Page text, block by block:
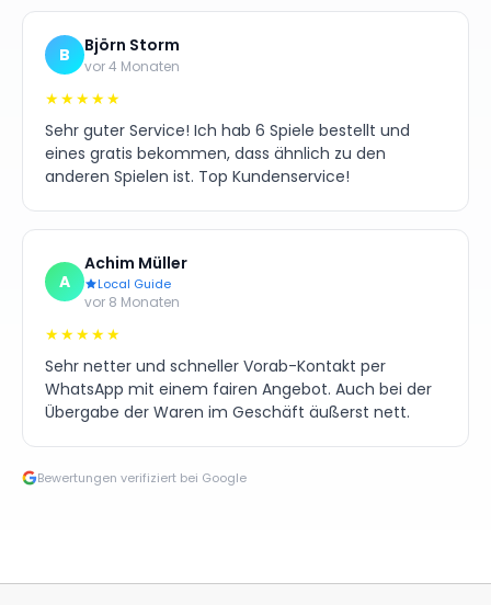
B Björn Storm
vor 4 Monaten
★★★★★
Sehr guter Service! Ich hab 6 Spiele bestellt und
eines gratis bekommen, dass ähnlich zu den
anderen Spielen ist. Top Kundenservice!
A
Achim Müller
Local Guide
vor 8 Monaten
★★★★★
Sehr netter und schneller Vorab-Kontakt per
WhatsApp mit einem fairen Angebot. Auch bei der
Übergabe der Waren im Geschäft äußerst nett.
Bewertungen verifiziert bei Google